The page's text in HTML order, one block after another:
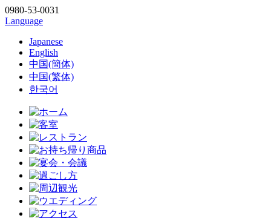
0980-53-0031
Language
Japanese
English
中国(簡体)
中国(繁体)
한국어